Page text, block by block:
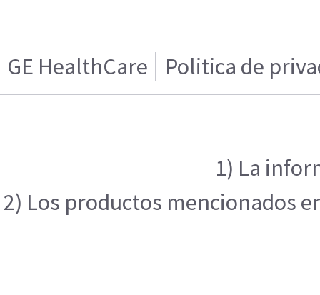
GE HealthCare Politica de
1) La
2) Los productos mencionados